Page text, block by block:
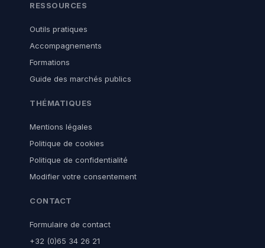
RESSOURCES
Outils pratiques
Accompagnements
Formations
Guide des marchés publics
THÉMATIQUES
Mentions légales
Politique de cookies
Politique de confidentialité
Modifier votre consentement
CONTACT
Formulaire de contact
+32 (0)65 34 26 21